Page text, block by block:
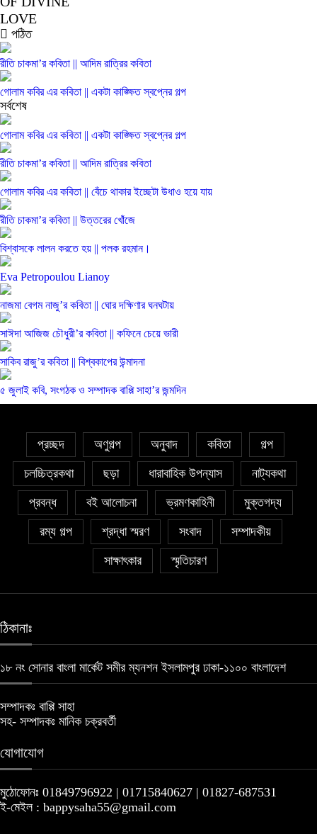
LOVE
পঠিত
রীতি চাকমা’র কবিতা || আদিম রাত্রির কবিতা
গোলাম কবির এর কবিতা || একটা কাঙ্ক্ষিত স্বপ্নের গল্প
সর্বশেষ
গোলাম কবির এর কবিতা || একটা কাঙ্ক্ষিত স্বপ্নের গল্প
রীতি চাকমা’র কবিতা || আদিম রাত্রির কবিতা
গোলাম কবির এর কবিতা || বেঁচে থাকার ইচ্ছেটা উধাও হয়ে যায়
রীতি চাকমা’র কবিতা || উত্তরের খোঁজে
বিশ্বাসকে লালন করতে হয় || পলক রহমান।
Eva Petropoulou Lianoy
নাজমা বেগম নাজু’র কবিতা || ঘোর দক্ষিণার ঘনঘটায়
সাঈদা আজিজ চৌধুরী’র কবিতা || কফিনে চেয়ে ভারী
সাকিব রাজু’র কবিতা || বিশ্বকাপের উন্মাদনা
৫ জুলাই কবি, সংগঠক ও সম্পাদক বাপ্পি সাহা’র জন্মদিন
প্রচ্ছদ অণুগল্প অনুবাদ কবিতা গল্প
চলচ্চিত্রকথা ছড়া ধারাবাহিক উপন্যাস নাট্যকথা
প্রবন্ধ বই আলোচনা ভ্রমণকাহিনী মুক্তগদ্য
রম্য গল্প শ্রদ্ধা স্মরণ সংবাদ সম্পাদকীয়
সাক্ষাৎকার স্মৃতিচারণ
ঠিকানাঃ
১৮ নং সোনার বাংলা মার্কেট সমীর ম্যনশন ইসলামপুর ঢাকা-১১০০ বাংলাদেশ
সম্পাদকঃ বাপ্পি সাহা
সহ- সম্পাদকঃ মানিক চক্রবর্তী
যোগাযোগ
মুঠোফোনঃ 01849796922 | 01715840627 | 01827-687531
ই-মেইল : bappysaha55@gmail.com